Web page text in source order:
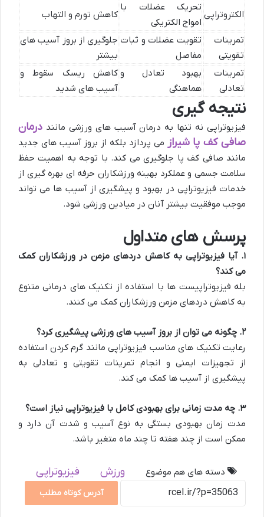
الکتروتراپی
تحریک عضلات با
امواج الکتریکی
کاهش تورم و التهاب
تمرینات
تقویتی
تقویت عضلات و ثبات
مفاصل
جلوگیری از بروز آسیب های
بیشتر
تمرینات
تعادلی
بهبود تعادل و
هماهنگی
کاهش ریسک سقوط و
آسیب های شدید
نتیجه گیری
فیزیوتراپی نه تنها به درمان آسیب های ورزشی مانند درمان
صافی کف پا شیراز می پردازد بلکه از بروز آسیب های جدید
مانند صافی کف پا جلوگیری می کند. با توجه به اهمیت حفظ
سلامت جسمی و عملکرد بهینه ورزشکاران حرفه ای بهره گیری از
خدمات فیزیوتراپی در بهبود و پیشگیری از آسیب ها می تواند
موجب موفقیت بیشتر آنان در میادین ورزشی شود.
پرسش های متداول
۱.آیا فیزیوتراپی به کاهش دردهای مزمن در ورزشکاران کمک
می کند؟
بله فیزیوتراپیست ها با استفاده از تکنیک های درمانی متنوع
به کاهش دردهای مزمن ورزشکاران کمک می کنند.
۲. چگونه می توان از بروز آسیب های ورزشی پیشگیری کرد؟
رعایت تکنیک های مناسب فیزیوتراپی مانند گرم کردن استفاده
از تجهیزات ایمنی و انجام تمرینات تقویتی و تعادلی به
پیشگیری از آسیب ها کمک می کند.
۳. چه مدت زمانی برای بهبودی کامل با فیزیوتراپی نیاز است؟
مدت زمان بهبودی بستگی به نوع آسیب و شدت آن دارد و
ممکن است از چند هفته تا چند ماه متغیر باشد.
دسته های هم موضوع ورزش فیزیوتراپی
آدرس کوتاه مطلب